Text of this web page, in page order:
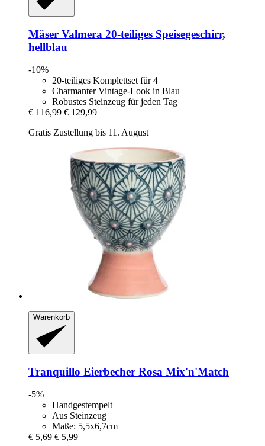
Mäser Valmera 20-​teiliges Speisegeschirr,
hellblau
-10%
20-teiliges Komplettset für 4
Charmanter Vintage-Look in Blau
Robustes Steinzeug für jeden Tag
€ 116,99 € 129,99
Gratis Zustellung bis 11. August
Warenkorb
Tranquillo Eierbecher Rosa Mix'n'Match
-5%
Handgestempelt
Aus Steinzeug
Maße: 5,5x6,7cm
€ 5,69 € 5,99